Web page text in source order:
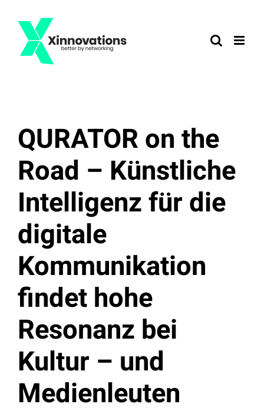
Inhalt
springen
QURATOR on the
Road – Künstliche
Intelligenz für die
digitale
Kommunikation
findet hohe
Resonanz bei
Kultur – und
Medienleuten